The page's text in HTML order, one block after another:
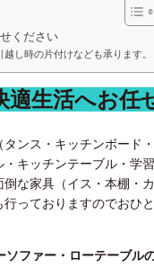
ください
し時の片付けなども承ります。
適生活へお任
ンス・キッチンボード
キッチンテーブル・学
な家具（イス・本棚・
っておりますのでおひ
ソファー・ローテーブル